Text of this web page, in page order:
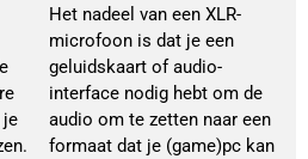
je
Het nadeel van een XLR-
microfoon is dat je een
geluidskaart of audio-
interface nodig hebt om de
audio om te zetten naar een
formaat dat je (game)pc kan